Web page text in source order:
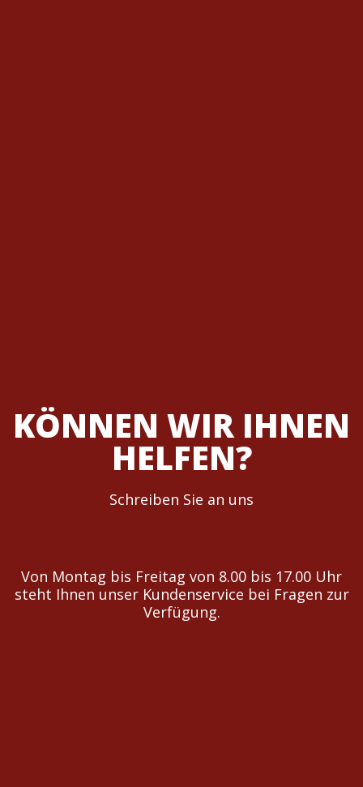
KÖNNEN WIR IHNEN
HELFEN?
Schreiben Sie an uns
Von Montag bis Freitag von 8.00 bis 17.00 Uhr
steht Ihnen unser Kundenservice bei Fragen zur
Verfügung.